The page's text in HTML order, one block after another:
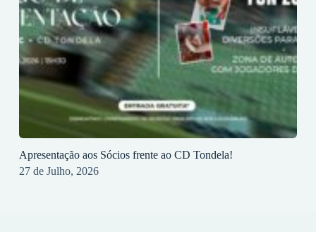
Apresentação aos Sócios frente ao CD Tondela!
27 de Julho, 2026